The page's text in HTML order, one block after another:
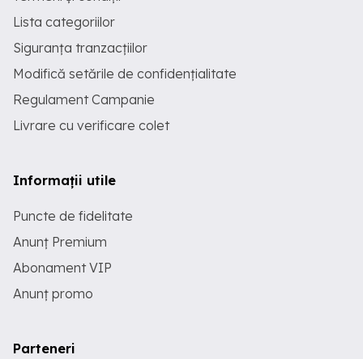
Lista categoriilor
Siguranța tranzacțiilor
Modifică setările de confidențialitate
Regulament Campanie
Livrare cu verificare colet
Informații utile
Puncte de fidelitate
Anunț Premium
Abonament VIP
Anunț promo
Parteneri